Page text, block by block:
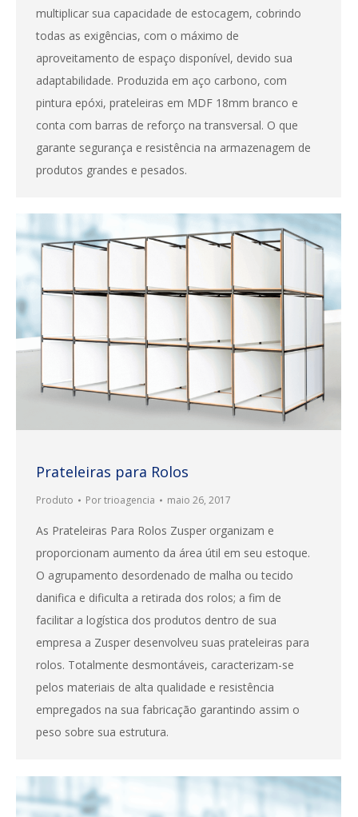
multiplicar sua capacidade de estocagem, cobrindo
todas as exigências, com o máximo de
aproveitamento de espaço disponível, devido sua
adaptabilidade. Produzida em aço carbono, com
pintura epóxi, prateleiras em MDF 18mm branco e
conta com barras de reforço na transversal. O que
garante segurança e resistência na armazenagem de
produtos grandes e pesados.
Prateleiras para Rolos
Produto Portrioagencia maio 26, 2017
As Prateleiras Para Rolos Zusper organizam e
proporcionam aumento da área útil em seu estoque.
O agrupamento desordenado de malha ou tecido
danifica e dificulta a retirada dos rolos; a fim de
facilitar a logística dos produtos dentro de sua
empresa a Zusper desenvolveu suas prateleiras para
rolos. Totalmente desmontáveis, caracterizam-se
pelos materiais de alta qualidade e resistência
empregados na sua fabricação garantindo assim o
peso sobre sua estrutura.